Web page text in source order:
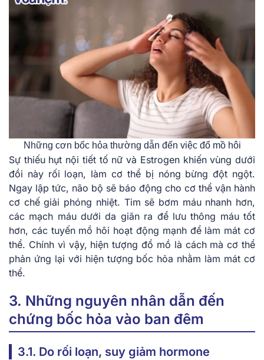
Những cơn bốc hỏa thường dẫn đến việc đổ mồ hôi
Sự thiếu hụt nội tiết tố nữ và Estrogen khiến vùng dưới
đồi này rối loạn, làm cơ thể bị nóng bừng đột ngột.
Ngay lập tức, não bộ sẽ báo động cho cơ thể vận hành
cơ chế giải phóng nhiệt. Tim sẽ bơm máu nhanh hơn,
các mạch máu dưới da giãn ra để lưu thông máu tốt
hơn, các tuyến mồ hôi hoạt động mạnh để làm mát cơ
thể. Chính vì vậy, hiện tượng đổ mồ là cách mà cơ thể
phản ứng lại với hiện tượng bốc hỏa nhằm làm mát cơ
thể.
3. Những nguyên nhân dẫn đến
chứng bốc hỏa vào ban đêm
3.1. Do rối loạn, suy giảm hormone